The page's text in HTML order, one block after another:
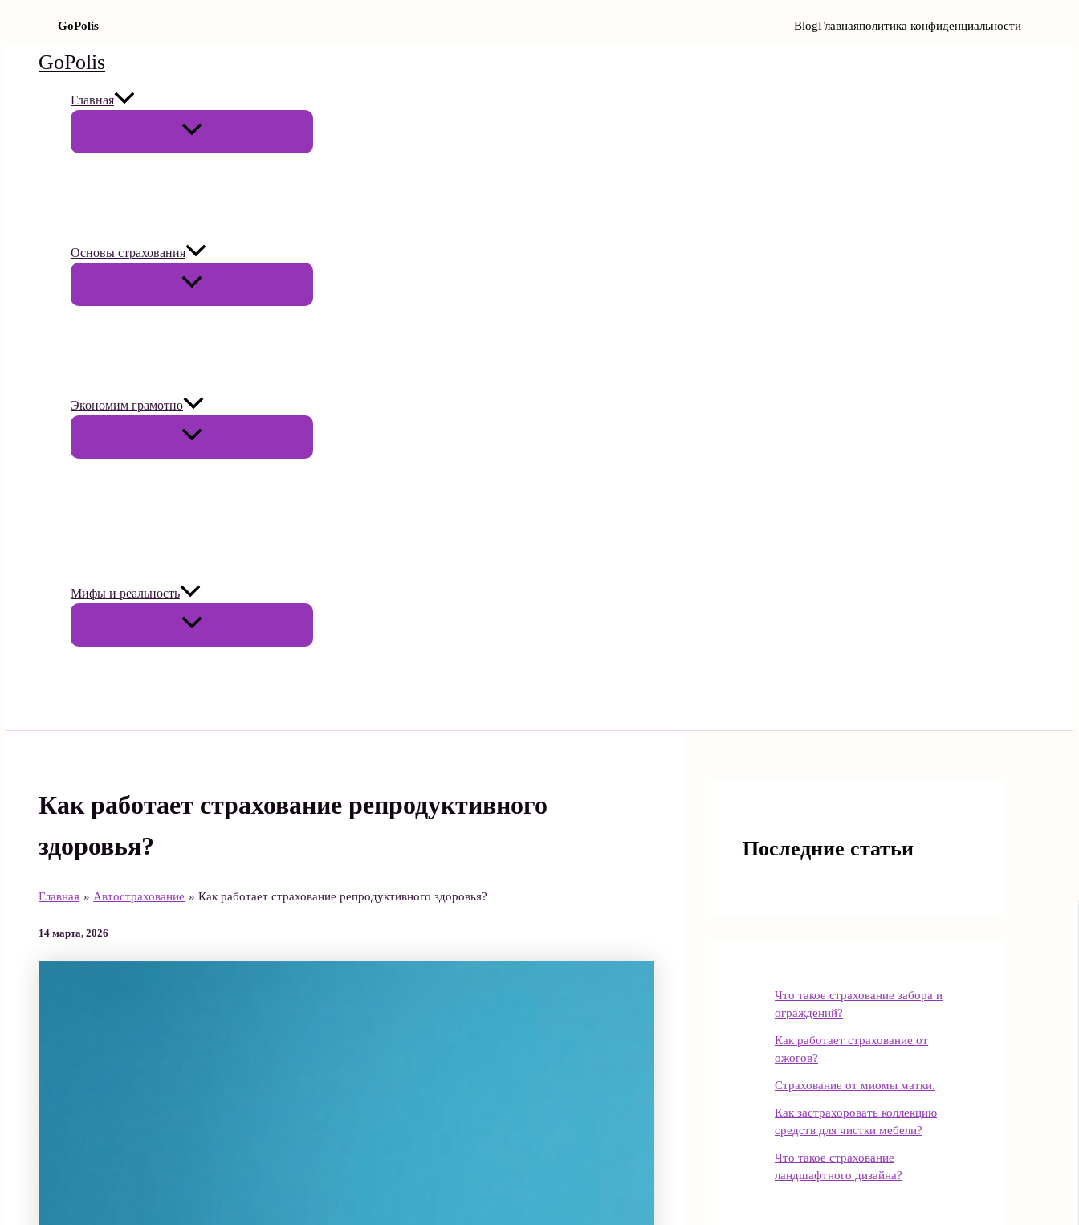
GoPolis BlogГлавнаяполитика конфиденциальности
Перейти
содержимому
GoPolis
Главная
Переключатель
Основы страхования
Переключатель
Экономим грамотно
Переключатель
Мифы и реальность
Переключатель
Как работает страхование репродуктивного
здоровья?
Главная Автострахование Как работает страхование репродуктивного здоровья?
14 марта, 2026
Последние статьи
Что такое страхование забора и
ограждений?
Как работает страхование от
ожогов?
Страхование от миомы матки.
Как застрахоровать коллекцию
средств для чистки мебели?
Что такое страхование
ландшафтного дизайна?